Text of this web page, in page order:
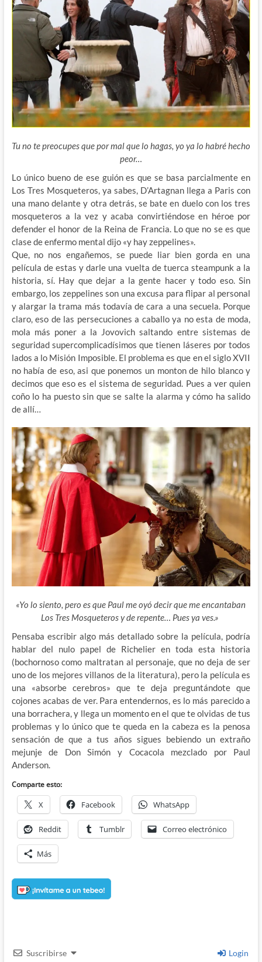
Tu no te preocupes que por mal que lo hagas, yo ya lo habré hecho
peor…
Lo único bueno de ese guión es que se basa parcialmente en
Los Tres Mosqueteros, ya sabes, D’Artagnan llega a Paris con
una mano delante y otra detrás, se bate en duelo con los tres
mosqueteros a la vez y acaba convirtiéndose en héroe por
defender el honor de la Reina de Francia. Lo que no se es que
clase de enfermo mental dijo «y hay zeppelines».
Que, no nos engañemos, se puede liar bien gorda en una
película de estas y darle una vuelta de tuerca steampunk a la
historia, sí. Hay que dejar a la gente hacer y todo eso. Sin
embargo, los zeppelines son una excusa para flipar al personal
y alargar la trama más todavía de cara a una secuela. Porque
claro, eso de las persecuciones a caballo ya no esta de moda,
mola más poner a la Jovovich saltando entre sistemas de
seguridad supercomplicadísimos que tienen láseres por todos
lados a lo Misión Imposible. El problema es que en el siglo XVII
no había de eso, asi que ponemos un monton de hilo blanco y
decimos que eso es el sistema de seguridad. Pues a ver quien
coño lo ha puesto sin que se salte la alarma y cómo ha salido
de allí…
«Yo lo siento, pero es que Paul me oyó decir que me encantaban
Los Tres Mosqueteros y de repente… Pues ya ves.»
Pensaba escribir algo más detallado sobre la película, podría
hablar del nulo papel de Richelier en toda esta historia
(bochornoso como maltratan al personaje, que no deja de ser
uno de los mejores villanos de la literatura), pero la película es
una «absorbe cerebros» que te deja preguntándote que
cojones acabas de ver. Para entendernos, es lo más parecido a
una borrachera, y llega un momento en el que te olvidas de tus
problemas y lo único que te queda en la cabeza es la penosa
sensación de que a tus años sigues bebiendo un extraño
mejunje de Don Simón y Cocacola mezclado por Paul
Anderson.
Comparte esto:
X Facebook WhatsApp
Reddit Tumblr Correo electrónico
Más
Suscribirse Login